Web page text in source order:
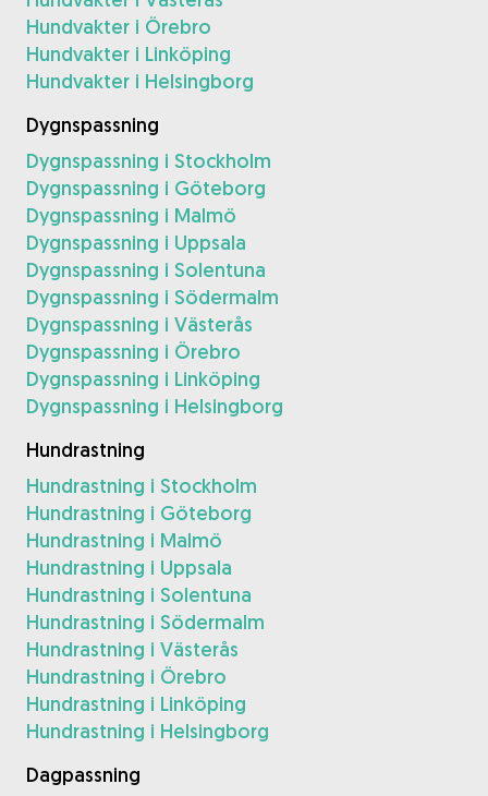
Hundvakter i Örebro
Hundvakter i Linköping
Hundvakter i Helsingborg
Dygnspassning
Dygnspassning i Stockholm
Dygnspassning i Göteborg
Dygnspassning i Malmö
Dygnspassning i Uppsala
Dygnspassning i Solentuna
Dygnspassning i Södermalm
Dygnspassning i Västerås
Dygnspassning i Örebro
Dygnspassning i Linköping
Dygnspassning i Helsingborg
Hundrastning
Hundrastning i Stockholm
Hundrastning i Göteborg
Hundrastning i Malmö
Hundrastning i Uppsala
Hundrastning i Solentuna
Hundrastning i Södermalm
Hundrastning i Västerås
Hundrastning i Örebro
Hundrastning i Linköping
Hundrastning i Helsingborg
Dagpassning